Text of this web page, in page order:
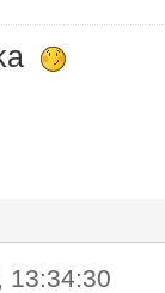
13:34:30